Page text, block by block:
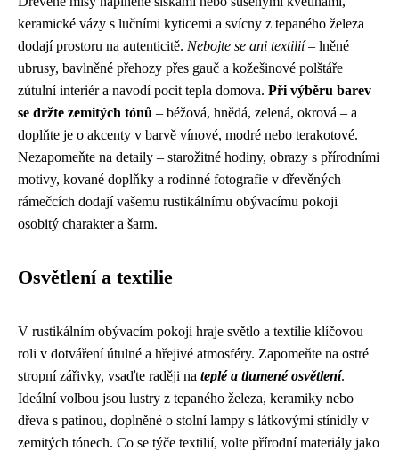
keramické vázy s lučními kyticemi a svícny z tepaného železa
dodají prostoru na autenticitě. Nebojte se ani textilií– lněné
ubrusy, bavlněné přehozy přes gauč a kožešinové polštáře
zútulní interiér a navodí pocit tepla domova. Při výběru barev
se držte zemitých tónů – béžová, hnědá, zelená, okrová – a
doplňte je o akcenty v barvě vínové, modré nebo terakotové.
Nezapomeňte na detaily – starožitné hodiny, obrazy s přírodními
motivy, kované doplňky a rodinné fotografie v dřevěných
rámečcích dodají vašemu rustikálnímu obývacímu pokoji
osobitý charakter a šarm.
Osvětlení a textilie
V rustikálním obývacím pokoji hraje světlo a textilie klíčovou
roli v dotváření útulné a hřejivé atmosféry. Zapomeňte na ostré
stropní zářivky, vsaďte raději na teplé a tlumené osvětlení.
Ideální volbou jsou lustry z tepaného železa, keramiky nebo
dřeva s patinou, doplněné o stolní lampy s látkovými stínidly v
zemitých tónech. Co se týče textilií, volte přírodní materiály jako